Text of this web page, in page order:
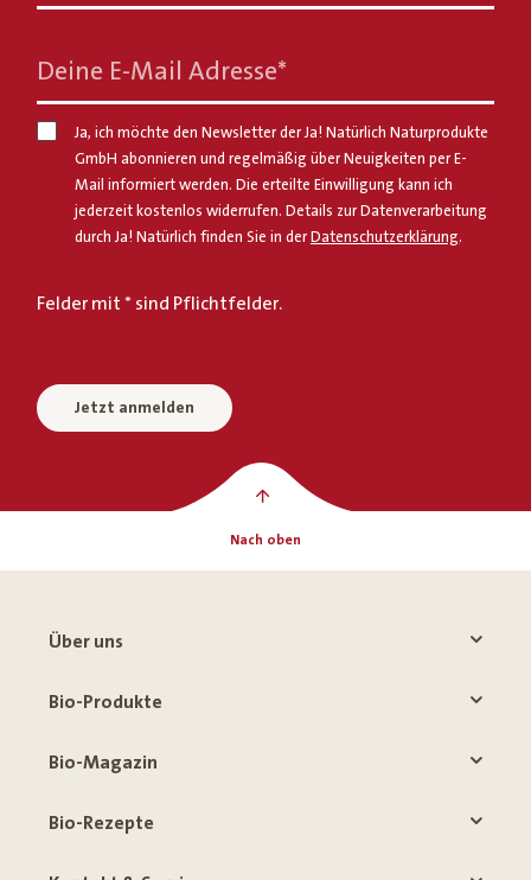
Deine E-Mail Adresse*
Ja, ich möchte den Newsletter der Ja! Natürlich Naturprodukte
GmbH abonnieren und regelmäßig über Neuigkeiten per E-
Mail informiert werden. Die erteilte Einwilligung kann ich
jederzeit kostenlos widerrufen. Details zur Datenverarbeitung
durch Ja! Natürlich finden Sie in der Datenschutzerklärung.
Felder mit * sind Pflichtfelder.
Jetzt anmelden
Nach oben
Über uns
Bio-Produkte
Bio-Magazin
Bio-Rezepte